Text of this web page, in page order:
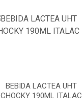
BEBIDA LACTEA UHT
CHOCKY 190ML ITALAC